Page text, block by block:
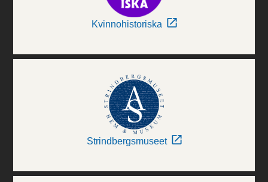
Kvinnohistoriska
Strindbergsmuseet